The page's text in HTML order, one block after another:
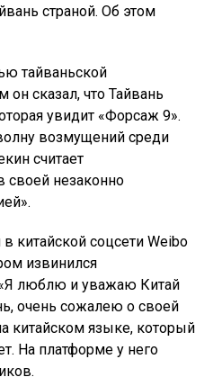
страной. Об этом
тайваньской
он сказал, что Тайвань
увидит «Форсаж 9».
возмущений среди
считает
своей незаконно
китайской соцсети Weibo
извинился
люблю и уважаю Китай
очень сожалею о своей
китайском языке, который
На платформе у него